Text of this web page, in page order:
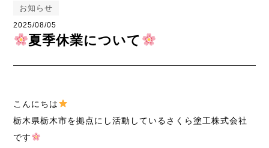
お知らせ
2025/08/05
夏季休業について
こんにちは
栃木県栃木市を拠点にし活動しているさくら塗工株式会社
です